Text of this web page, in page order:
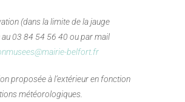
(dans la limite de la jauge
au 03 84 54 56 40 ou par mail
belfort.fr
proposée à l’extérieur en fonction
météorologiques.